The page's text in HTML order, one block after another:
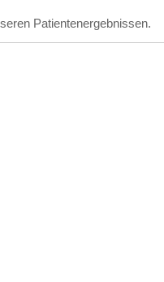
Patientenergebnissen.